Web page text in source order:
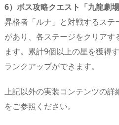
6）ボス攻略クエスト「九龍劇場
昇格者「ルナ」と対戦するス
があり、各ステージをクリアす
ます。累計9個以上の星を獲得
ランクアップができます。
上記以外の実装コンテンツの
をご参照ください。